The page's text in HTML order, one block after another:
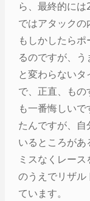
ら、最終的に
ではアタックの
もしかしたら
るのですが、
と変わらない
で、正直、も
も一番悔しい
たんですが、自
いるところがあ
ミスなくレー
のうえでリザル
ています。